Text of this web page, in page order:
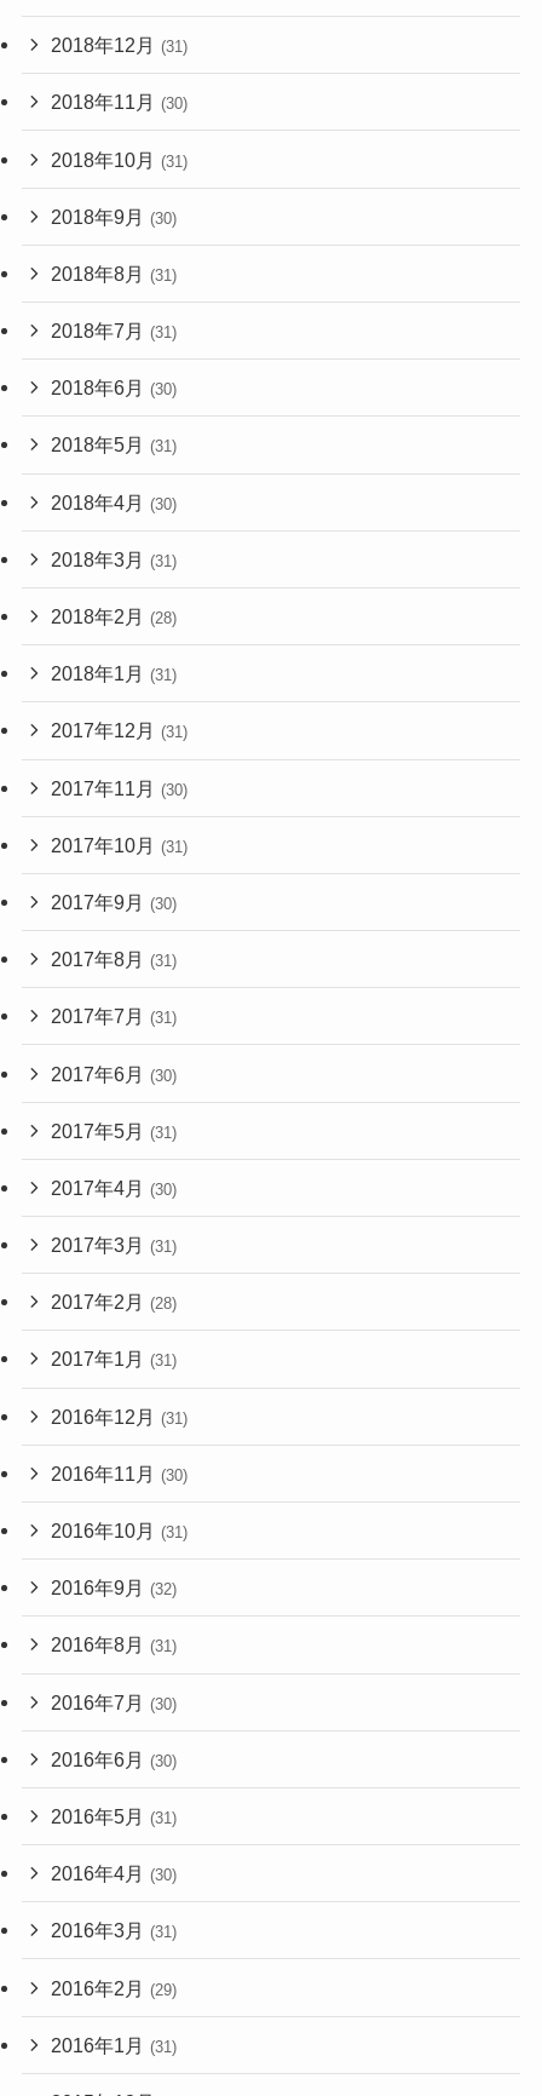
2018年12月 (31)
2018年11月 (30)
2018年10月 (31)
2018年9月 (30)
2018年8月 (31)
2018年7月 (31)
2018年6月 (30)
2018年5月 (31)
2018年4月 (30)
2018年3月 (31)
2018年2月 (28)
2018年1月 (31)
2017年12月 (31)
2017年11月 (30)
2017年10月 (31)
2017年9月 (30)
2017年8月 (31)
2017年7月 (31)
2017年6月 (30)
2017年5月 (31)
2017年4月 (30)
2017年3月 (31)
2017年2月 (28)
2017年1月 (31)
2016年12月 (31)
2016年11月 (30)
2016年10月 (31)
2016年9月 (32)
2016年8月 (31)
2016年7月 (30)
2016年6月 (30)
2016年5月 (31)
2016年4月 (30)
2016年3月 (31)
2016年2月 (29)
2016年1月 (31)